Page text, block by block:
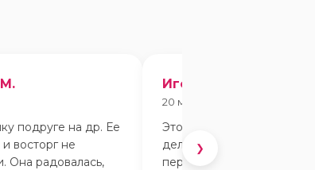
подруге на др. Ее
восторг не
Она радовалась,
Игорь Чебан
20 марта 2025
Это просто прекрасно!
делается очень просто по
переписке в вотсапе,
❯